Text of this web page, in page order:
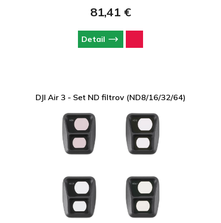
81,41 €
Detail
DJI Air 3 - Set ND filtrov (ND8/16/32/64)